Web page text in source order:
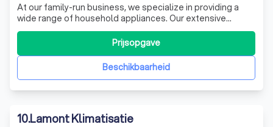
At our family-run business, we specialize in providing a
wide range of household appliances. Our extensive
inventory includes washing machines, dryers, dishwashers,
ovens, and even smaller appliances like vacuum cleaners
and coffee makers. We pride ourselves on our diverse
selection, ensuring that wBeschikbaarheid
Prijsopgave
10.Lamont Klimatisatie